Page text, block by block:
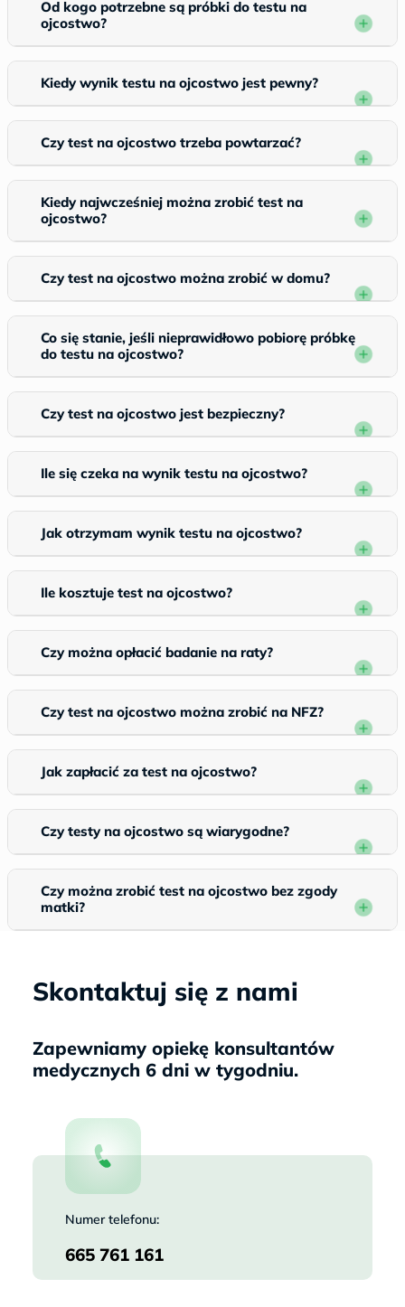
Od kogo potrzebne są próbki do testu na
ojcostwo?
Kiedy wynik testu na ojcostwo jest pewny?
Czy test na ojcostwo trzeba powtarzać?
Kiedy najwcześniej można zrobić test na
ojcostwo?
Czy test na ojcostwo można zrobić w domu?
Co się stanie, jeśli nieprawidłowo pobiorę próbkę
do testu na ojcostwo?
Czy test na ojcostwo jest bezpieczny?
Ile się czeka na wynik testu na ojcostwo?
Jak otrzymam wynik testu na ojcostwo?
Ile kosztuje test na ojcostwo?
Czy można opłacić badanie na raty?
Czy test na ojcostwo można zrobić na NFZ?
Jak zapłacić za test na ojcostwo?
Czy testy na ojcostwo są wiarygodne?
Czy można zrobić test na ojcostwo bez zgody
matki?
Skontaktuj się z nami
Zapewniamy opiekę konsultantów
medycznych 6 dni w tygodniu.
Numer telefonu:
665 761 161